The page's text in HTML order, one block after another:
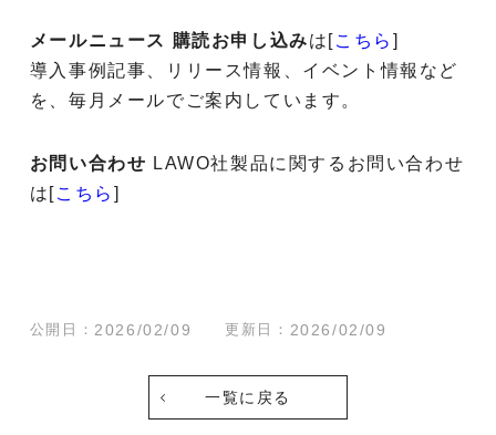
メールニュース 購読お申し込みは[こちら ]
導入事例記事、リリース情報、イベント情報など
を、毎月メールでご案内しています。
お問い合わせ LAWO社製品に関するお問い合わせ
は[こちら ]
公開日： 2026/02/09 更新日： 2026/02/09
一覧に戻る